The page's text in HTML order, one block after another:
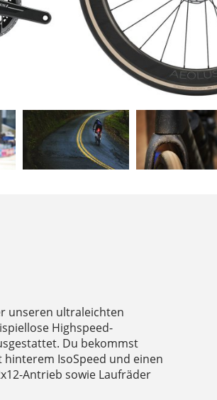
unseren ultraleichten
Highspeed-
Du bekommst
hinterem IsoSpeed und einen
Antrieb sowie Laufräder